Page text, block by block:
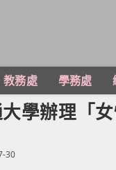
教務處 學務處
學辦理「
30